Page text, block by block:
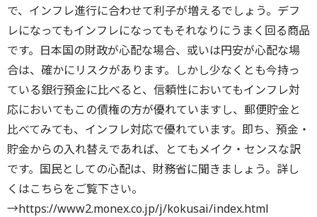
で、インフレ進行に合わせて利子が増えるでしょう。デフ
レになってもインフレになってもそれなりにうまく回る商品
です。日本国の財政が心配な場合、或いは円安が心配な場
合は、確かにリスクがあります。しかし少なくとも今持っ
ている銀行預金に比べると、信頼性においてもインフレ対
応においてもこの債権の方が優れていますし、郵便貯金と
比べてみても、インフレ対応で優れています。即ち、預金・
貯金からの入れ替えであれば、とてもメイク・センスな訳
です。国民としての心配は、財務省に聞きましょう。詳し
くはこちらをご覧下さい。
→https://www2.monex.co.jp/j/kokusai/index.html